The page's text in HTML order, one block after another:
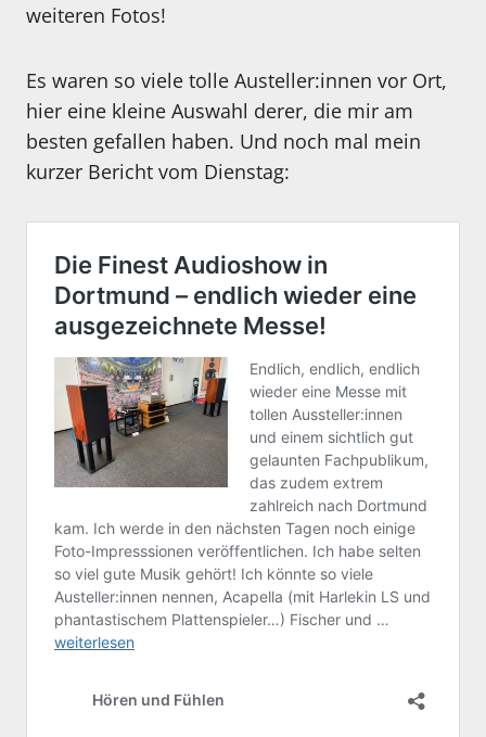
weiteren Fotos!
Es waren so viele tolle Austeller:innen vor Ort,
hier eine kleine Auswahl derer, die mir am
besten gefallen haben. Und noch mal mein
kurzer Bericht vom Dienstag: